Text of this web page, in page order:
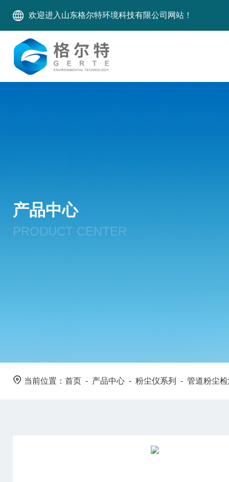
欢迎进入山东格尔特环境科技有限公司网站！
产品中心
PRODUCT CENTER
当前位置： 首页 - 产品中心 - 粉尘仪系列 - 管道粉尘